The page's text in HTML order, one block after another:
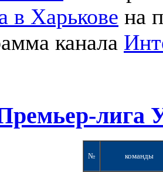
в Харькове на
канала
лига
№ команды